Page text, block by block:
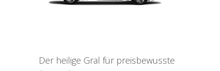
Der heilige Gral für preisbewusste